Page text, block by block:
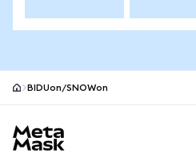
BIDUon/SNOWon